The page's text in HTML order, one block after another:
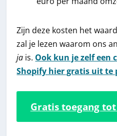
Zijn deze kosten het
zal je lezen waarom ons
ja is. Ook kun je zelf een
Shopify hier gratis uit te
Gratis toegang